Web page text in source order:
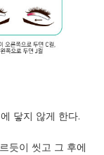
닿지 않게 한다.
듯이 씻고 그 후에